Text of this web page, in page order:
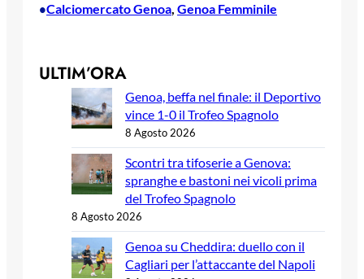
•Calciomercato Genoa, Genoa Femminile
ULTIM’ORA
Genoa, beffa nel finale: il Deportivo
vince 1-0 il Trofeo Spagnolo
8 Agosto 2026
Scontri tra tifoserie a Genova:
spranghe e bastoni nei vicoli prima
del Trofeo Spagnolo
8 Agosto 2026
Genoa su Cheddira: duello con il
Cagliari per l’attaccante del Napoli